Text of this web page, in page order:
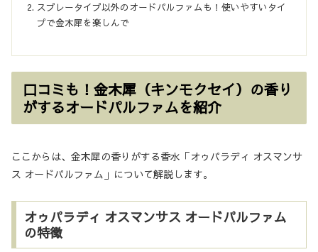
スプレータイプ以外のオードパルファムも！使いやすいタイ
プで金木犀を楽しんで
口コミも！金木犀（キンモクセイ）の香り
がするオードパルファムを紹介
ここからは、金木犀の香りがする香水「オゥパラディ オスマンサ
ス オードパルファム」について解説します。
オゥパラディ オスマンサス オードパルファム
の特徴